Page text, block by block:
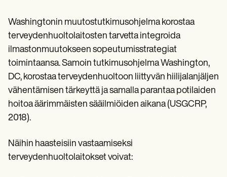
Washingtonin muutostutkimusohjelma korostaa
terveydenhuoltolaitosten tarvetta integroida
ilmastonmuutokseen sopeutumisstrategiat
toimintaansa. Samoin tutkimusohjelma Washington,
DC, korostaa terveydenhuoltoon liittyvän hiilijalanjäljen
vähentämisen tärkeyttä ja samalla parantaa potilaiden
hoitoa äärimmäisten sääilmiöiden aikana (USGCRP,
2018).
Näihin haasteisiin vastaamiseksi
terveydenhuoltolaitokset voivat: